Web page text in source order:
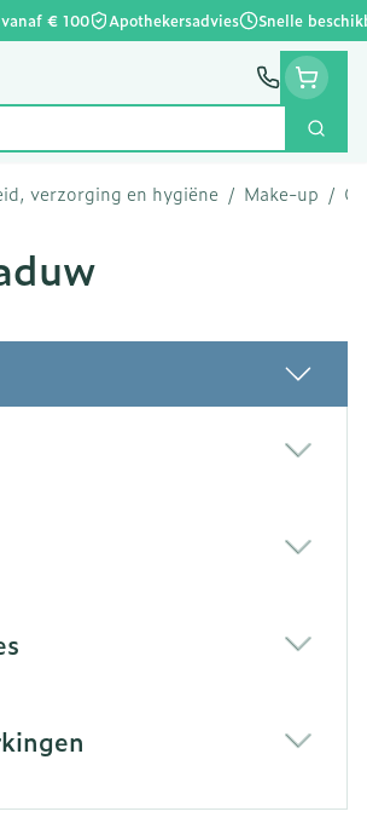
€ 100 Apothekersadvies Snelle
Zoek
verzorging en hygiëne / Make-up /